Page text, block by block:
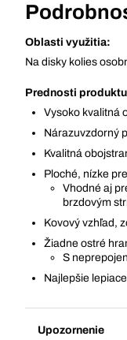
Oblasti využitia:
Na disky kolies
Prednosti
Vysoko kvalitná
Nárazuvzdorný
Kvalitná
Ploché, nízke
Vhodné aj
brzdovým
Kovový vzhľad,
Žiadne ostré
S
Najlepšie
Upozornenie